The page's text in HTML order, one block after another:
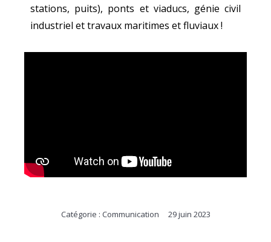
stations, puits), ponts et viaducs, génie civil
industriel et travaux maritimes et fluviaux !
Catégorie : Communication 29 juin 2023